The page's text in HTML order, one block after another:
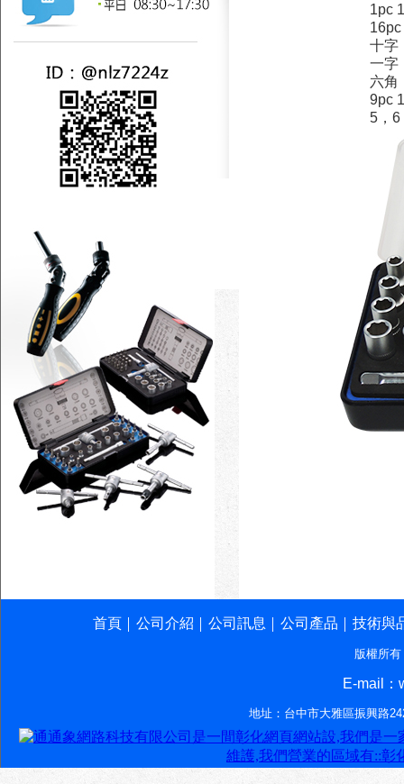
1pc
十字
一字
六角
9pc
5，6
首頁 公司介紹 公司訊息 公司產品 技術與
版權所
E-mail：
地址：台中市大雅區振興路